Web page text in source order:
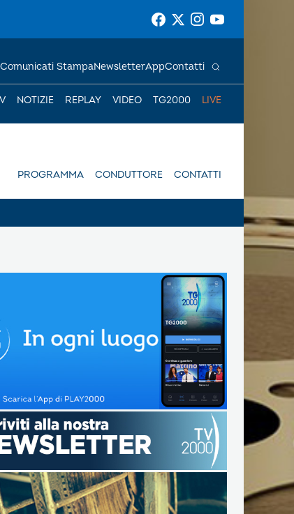
NOTIZIE REPLAY VIDEO TG2000 LIVE
Comunicati StampaNewsletterAppContatti
PROGRAMMA CONDUTTORE CONTATTI